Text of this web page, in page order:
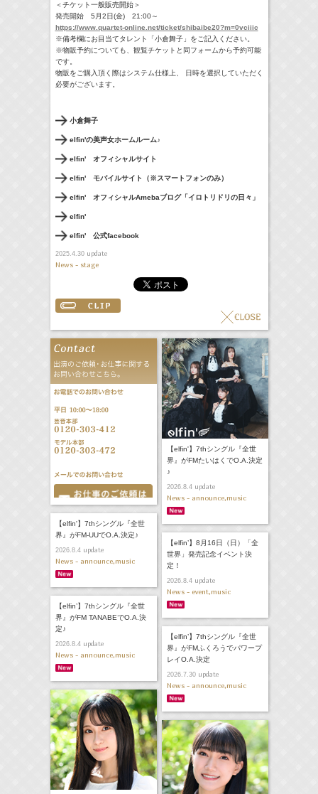
＜チケット一般販売開始＞
発売開始 5月2日(金) 21:00～
https://www.quartet-online.net/ticket/shibaibe20?m=0vciiic
※備考欄にお目当てタレント「小倉舞子」をご記入ください。
※物販予約についても、観覧チケットと同フォームから予約可能
です。
物販をご購入頂く際はシステム仕様上、 日時を選択していただく
必要がございます。
小倉舞子
elfin'の美声女ホームルーム♪
elfin' オフィシャルサイト
elfin' モバイルサイト（※スマートフォンのみ）
elfin' オフィシャルAmebaブログ「イロトリドリの日々」
elfin'
elfin' 公式facebook
2025.4.30update
News - stage
【elfin'】7thシングル『全世
界』がFMたいはくでO.A.決定
♪
2026.8.4update
News - announce,music
【elfin'】7thシングル『全世
界』がFM-UUでO.A.決定♪
2026.8.4update
News - announce,music
【elfin’】8月16日（日）「全
世界」発売記念イベント決
定！
2026.8.4update
News - event,music
【elfin’】7thシングル『全世
界』がFM TANABEでO.A.決
定♪
2026.8.4update
News - announce,music
【elfin’】7thシングル『全世
界』がFMふくろうでパワープ
レイO.A.決定
2026.7.30update
News - announce,music